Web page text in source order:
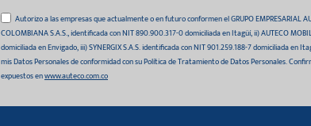
Autorizo a las empresas que actualmente o en futuro conformen el GRUPO EMPRESARIAL
COLOMBIANA S.A.S., identificada con NIT 890.900.317-0 domiciliada en Itagüí, ii) AUTECO
domiciliada en Envigado, iii) SYNERGIX S.A.S. identificada con NIT 901.259.188-7 domiciliada en
mis Datos Personales de conformidad con su Política de Tratamiento de Datos Personales.
expuestos enwww.auteco.com.co